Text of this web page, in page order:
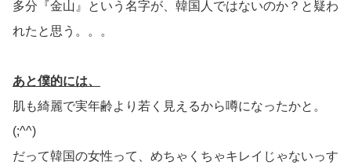
多分『金山』という名字が、韓国人ではないのか？と疑わ
れたと思う。。。
あと僕的には、
肌も綺麗で実年齢より若く見えるから噂になったかと。
(;^^)
だって韓国の女性って、めちゃくちゃキレイじゃないっす